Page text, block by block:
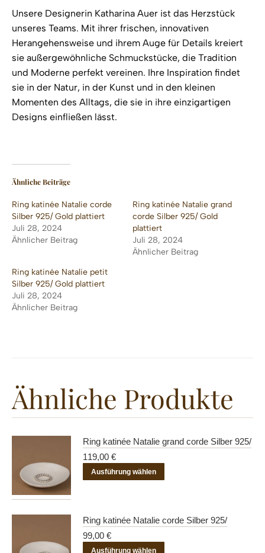
Unsere Designerin Katharina Auer ist das Herzstück
unseres Teams. Mit ihrer frischen, innovativen
Herangehensweise und ihrem Auge für Details kreiert
sie außergewöhnliche Schmuckstücke, die Tradition
und Moderne perfekt vereinen. Ihre Inspiration findet
sie in der Natur, in der Kunst und in den kleinen
Momenten des Alltags, die sie in ihre einzigartigen
Designs einfließen lässt.
Ähnliche Beiträge
Ring katinée Natalie corde
Silber 925/ Gold plattiert
Juli 28, 2024
Ähnlicher Beitrag
Ring katinée Natalie grand
corde Silber 925/ Gold
plattiert
Juli 28, 2024
Ähnlicher Beitrag
Ring katinée Natalie petit
Silber 925/ Gold plattiert
Juli 28, 2024
Ähnlicher Beitrag
Ähnliche Produkte
Ring katinée Natalie grand corde Silber 925/
119,00 €
Ausführung wählen
mehrere
Varianten
auf.
Ring katinée Natalie corde Silber 925/
99,00 €
Ausführung wählen